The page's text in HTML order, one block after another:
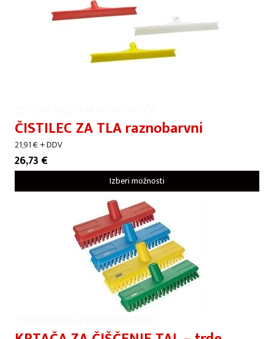
ČISTILEC ZA TLA raznobarvni
21,91€+ DDV
26,73 €
Izberi možnosti